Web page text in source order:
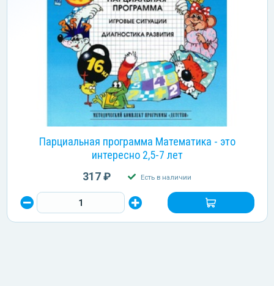
Парциальная программа Математика - это
интересно 2,5-7 лет
317 ₽ Есть в наличии